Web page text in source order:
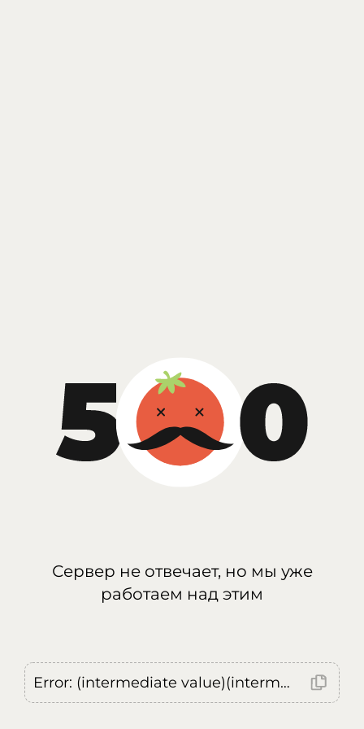
Сервер не отвечает, но мы уже
работаем над этим
Error: (intermediate value)(intermediate value)(intermediate value).replaceAll is not a function